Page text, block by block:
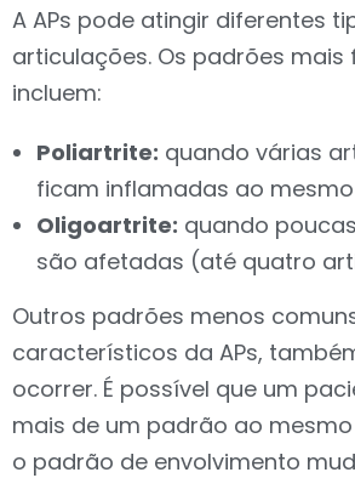
A APs pode atingir diferentes
articulações. Os padrões mais
incluem:
Poliartrite: quando várias
ficam inflamadas ao
Oligoartrite: quando
são afetadas (até quatro
Outros padrões menos
característicos da APs,
ocorrer. É possível que um
mais de um padrão ao
o padrão de envolvimento